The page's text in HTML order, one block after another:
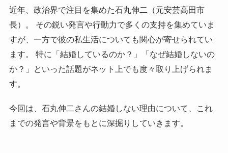
近年、政治界で注目を集めた石丸伸二（元安芸高田市
長）。 その鋭い発言や行動力で多くの支持を集めていま
すが、一方で彼の私生活についても関心が寄せられてい
ます。 特に「結婚しているのか？」「なぜ結婚しないの
か？」といった話題がネット上でも度々取り上げられま
す。
今回は、石丸伸二さんの結婚しない理由について、これ
までの発言や背景をもとに深掘りしていきます。